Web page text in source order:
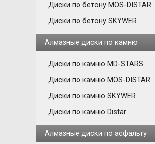
Диски по бетону MOS-DISTAR
Диски по бетону SKYWER
Алмазные диски по камню
Диски по камню MD-STARS
Диски по камню MOS-DISTAR
Диски по камню SKYWER
Диски по камню Distar
Алмазные диски по асфальту